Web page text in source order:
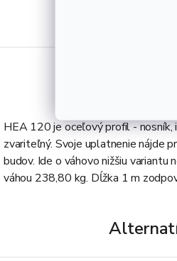
HEA 120 je oceľový profil -
zvariteľný. Svoje uplatnenie nájde
budov. Ide o váhovo nižšiu
váhou 238,80 kg. Dĺžka 1 m